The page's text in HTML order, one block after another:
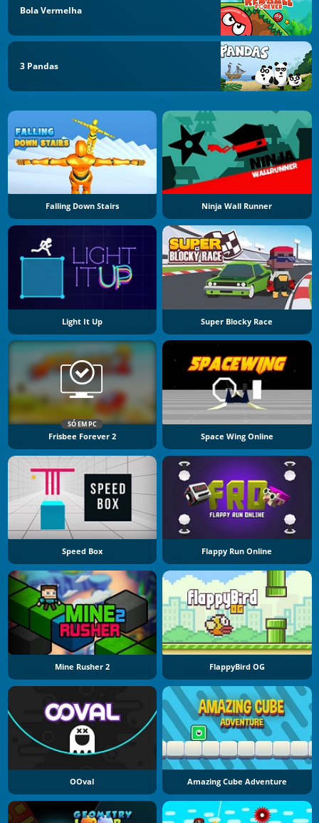
Bola Vermelha
3 Pandas
Falling Down Stairs Ninja Wall Runner
Light It Up Super Blocky Race
SÓ EM PC
Frisbee Forever 2 Space Wing Online
Speed Box Flappy Run Online
Mine Rusher 2 FlappyBird OG
OOval Amazing Cube Adventure